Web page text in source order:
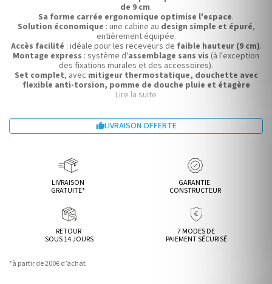
de 9 cm.
Sa forme carrée ergonomique optimise l'espace.
Solution économique : une cabine au design simple et épuré,
entièrement équipée.
Accès facilité : idéale pour les receveurs de faible hauteur (9 cm).
Montage express : système d'assemblage sans vis (à l'exception
des fixations murales et des accessoires).
Set complet, avec mitigeur thermostatique, douchette avec
flexible anti-torsion, pomme de douche pluie et étagère
porte-flacons
Garantie 2 ans.
Lire la suite
LIVRAISON OFFERTE
LIVRAISON
GRATUITE*
GARANTIE
CONSTRUCTEUR
RETOUR
SOUS 14 JOURS
7 MODES DE
PAIEMENT SÉCURISÉ
*à partir de 200€ d’achat